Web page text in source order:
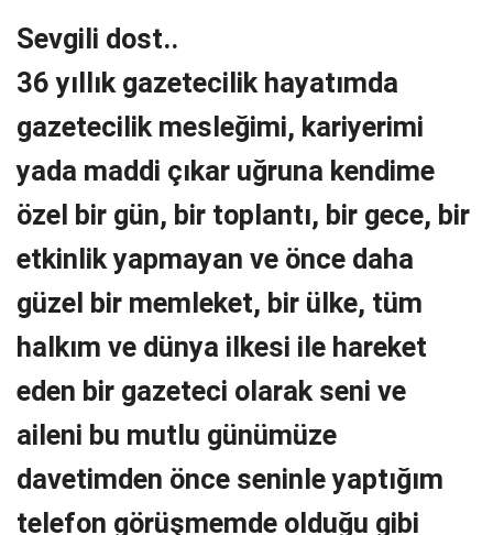
Sevgili dost..
36 yıllık gazetecilik hayatımda
gazetecilik mesleğimi, kariyerimi
yada maddi çıkar uğruna kendime
özel bir gün, bir toplantı, bir gece, bir
etkinlik yapmayan ve önce daha
güzel bir memleket, bir ülke, tüm
halkım ve dünya ilkesi ile hareket
eden bir gazeteci olarak seni ve
aileni bu mutlu günümüze
davetimden önce seninle yaptığım
telefon görüşmemde olduğu gibi